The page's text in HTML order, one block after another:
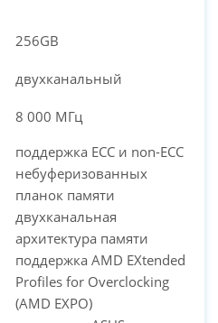
256GB
двухканальный
8 000 МГц
поддержка ECC и non-ECC
небуферизованных
планок памяти
двухканальная
архитектура памяти
поддержка AMD EXtended
Profiles for Overclocking
(AMD EXPO)